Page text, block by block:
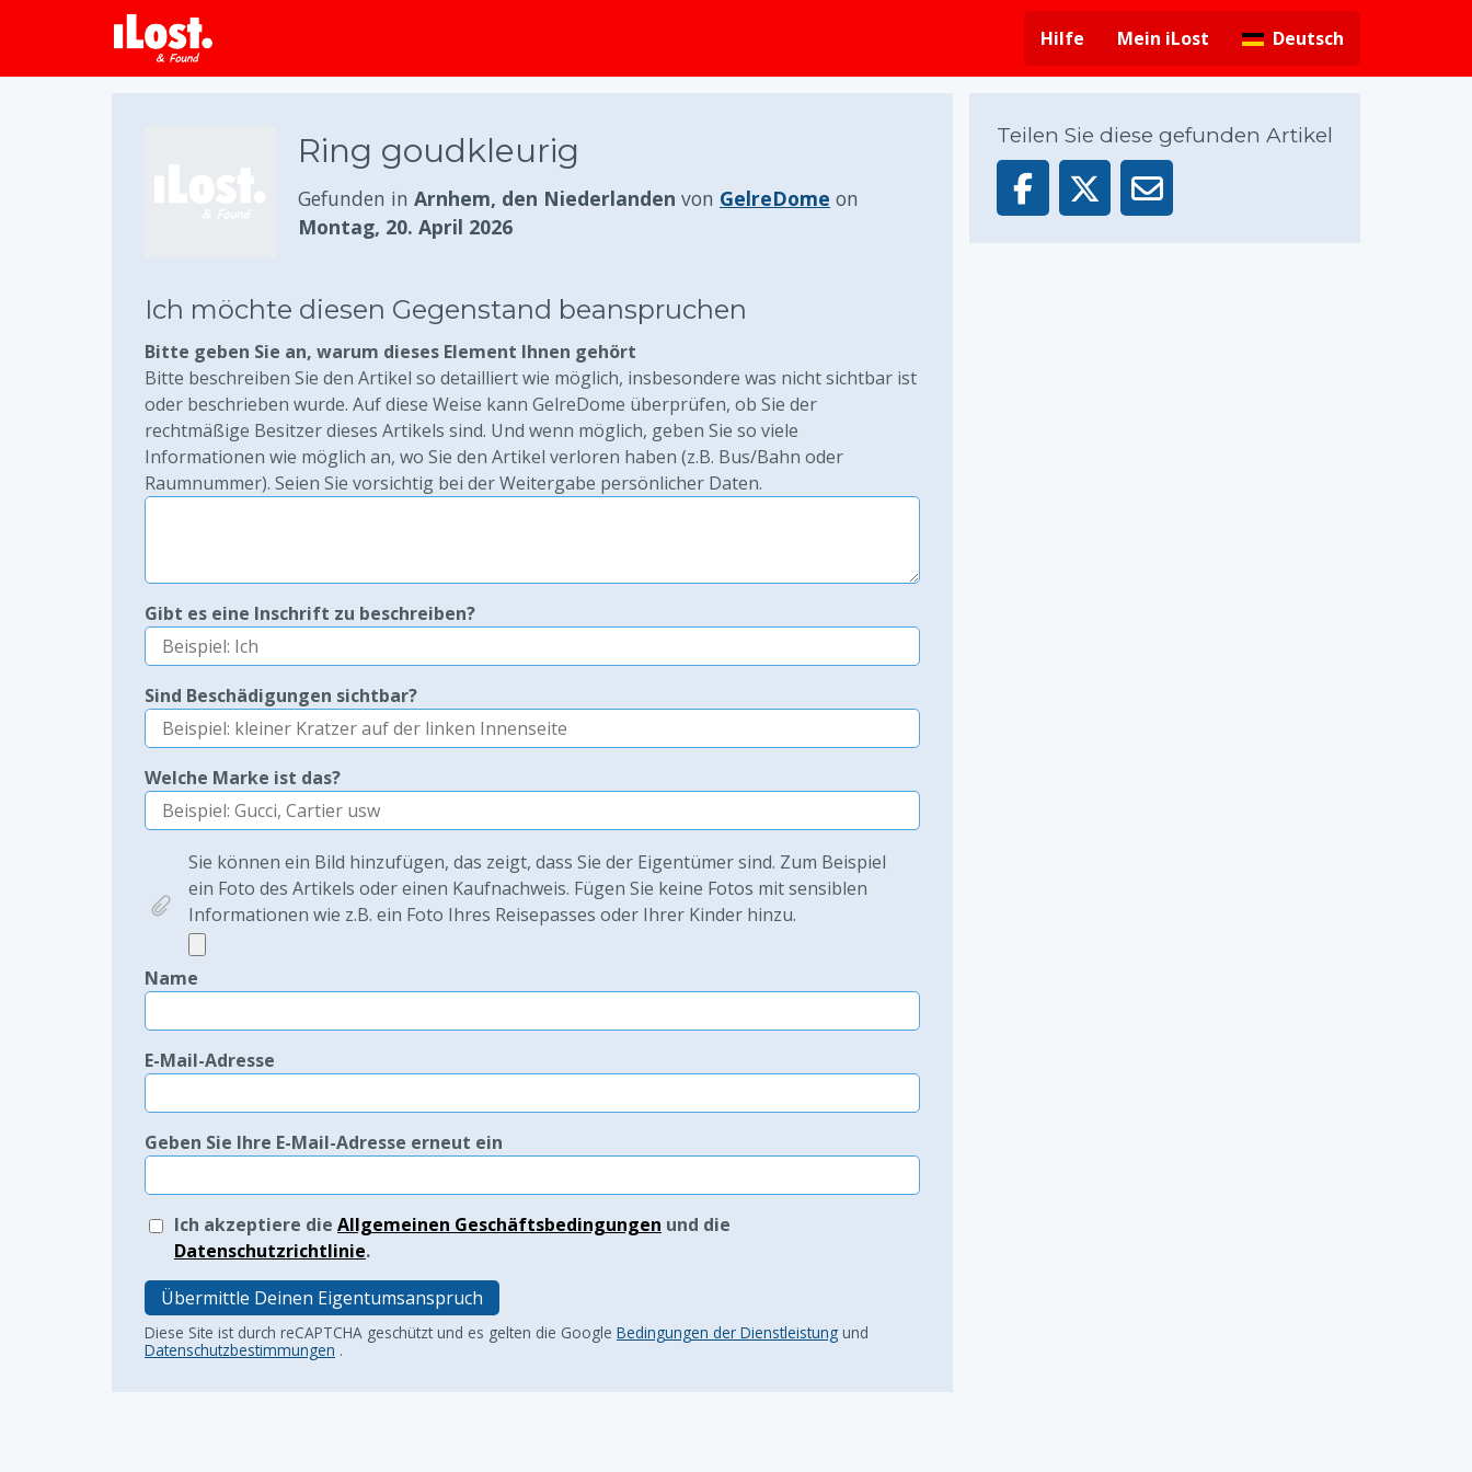
Hilfe
Mein iLost Deutsch
Ring goudkleurig
Gefunden in Arnhem, den Niederlanden von GelreDome on
Montag, 20. April 2026
Ich möchte diesen Gegenstand beanspruchen
Bitte geben Sie an, warum dieses Element Ihnen gehört
Bitte beschreiben Sie den Artikel so detailliert wie möglich, insbesondere was nicht sichtbar ist
oder beschrieben wurde. Auf diese Weise kann GelreDome überprüfen, ob Sie der
rechtmäßige Besitzer dieses Artikels sind. Und wenn möglich, geben Sie so viele
Informationen wie möglich an, wo Sie den Artikel verloren haben (z.B. Bus/Bahn oder
Raumnummer). Seien Sie vorsichtig bei der Weitergabe persönlicher Daten.
Gibt es eine Inschrift zu beschreiben?
Sind Beschädigungen sichtbar?
Welche Marke ist das?
Sie können ein Bild hinzufügen, das zeigt, dass Sie der Eigentümer sind. Zum Beispiel
ein Foto des Artikels oder einen Kaufnachweis. Fügen Sie keine Fotos mit sensiblen
Informationen wie z.B. ein Foto Ihres Reisepasses oder Ihrer Kinder hinzu.
Name
E-Mail-Adresse
Geben Sie Ihre E-Mail-Adresse erneut ein
Ich akzeptiere die Allgemeinen Geschäftsbedingungen und die
Datenschutzrichtlinie.
Übermittle Deinen Eigentumsanspruch
Diese Site ist durch reCAPTCHA geschützt und es gelten die Google Bedingungen der Dienstleistung und
Datenschutzbestimmungen .
Teilen Sie diese gefunden Artikel